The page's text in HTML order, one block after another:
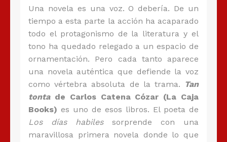
Una novela es una voz. O debería. De un
tiempo a esta parte la acción ha acaparado
todo el protagonismo de la literatura y el
tono ha quedado relegado a un espacio de
ornamentación. Pero cada tanto aparece
una novela auténtica que defiende la voz
como vértebra absoluta de la trama. Tan
tontade Carlos Catena Cózar (La Caja
Books) es uno de esos libros. El poeta de
Los días habilessorprende con una
maravillosa primera novela donde lo que